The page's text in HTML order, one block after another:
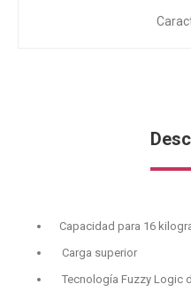
Capacidad para 16
⁠Carga superior
⁠Tecnología Fuzzy Logic